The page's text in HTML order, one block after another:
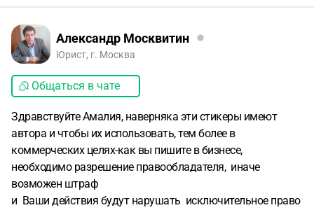
Александр Москвитин
Юрист, г. Москва
Общаться в чате
Здравствуйте Амалия, наверняка эти стикеры имеют
автора и чтобы их использовать, тем более в
коммерческих целях-как вы пишите в бизнесе,
необходимо разрешение правообладателя, иначе
возможен штраф
и Ваши действия будут нарушать исключительное право